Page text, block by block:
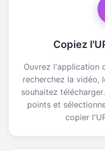
Copiez
Ouvrez l'application
recherchez la vidéo,
souhaitez
points et
copier